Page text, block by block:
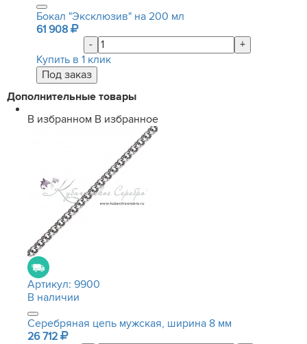
Бокал "Эксклюзив" на 200 мл
61 908
-
+
Купить в 1 клик
Дополнительные товары
В избранном В избранное
Артикул: 9900
В наличии
Серебряная цепь мужская, ширина 8 мм
26 712